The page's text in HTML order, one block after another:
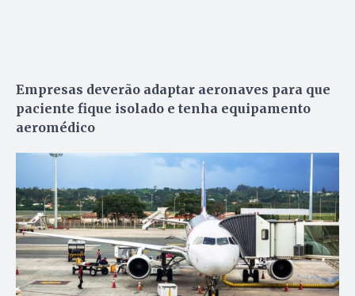
Empresas deverão adaptar aeronaves para que
paciente fique isolado e tenha equipamento
aeromédico